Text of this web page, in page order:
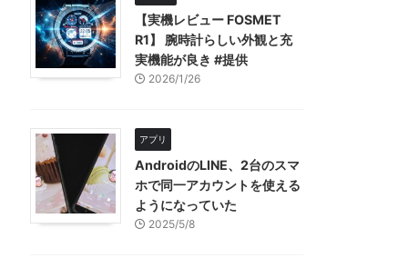
【実機レビュー FOSMET
R1】 腕時計らしい外観と充
実機能が良き #提供
2026/1/26
アプリ
AndroidのLINE、2台のスマ
ホで同一アカウントを使える
ようになっていた
2025/5/8